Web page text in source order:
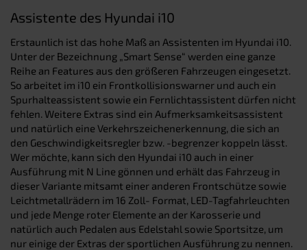
Assistente des Hyundai i10
Erstaunlich ist das hohe Maß an Assistenten im Hyundai i10.
Unter der Bezeichnung „Smart Sense“ werden eine ganze
Reihe an Features aus den größeren Fahrzeugen eingesetzt.
So arbeitet im i10 ein Frontkollisionswarner und auch ein
Spurhalteassistent sowie ein Fernlichtassistent dürfen nicht
fehlen. Weitere Extras sind ein Aufmerksamkeitsassistent
und natürlich eine Verkehrszeichenerkennung, die sich an
den Geschwindigkeitsregler bzw. -begrenzer koppeln lässt.
Wer möchte, kann sich den Hyundai i10 auch in einer
Ausführung mit N Line gönnen und erhält das Fahrzeug in
dieser Variante mitsamt einer anderen Frontschütze sowie
Leichtmetallrädern im 16 Zoll- Format, LED-Tagfahrleuchten
und jede Menge roter Elemente an der Karosserie und
natürlich auch Pedalen aus Edelstahl sowie Sportsitze, um
nur einige der Extras der sportlichen Ausführung zu nennen.